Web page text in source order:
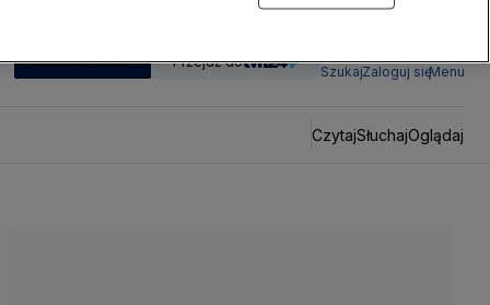
SUBSKRYBUJ Przejdź do
SzukajZaloguj sięMenu
CzytajSłuchajOglądaj